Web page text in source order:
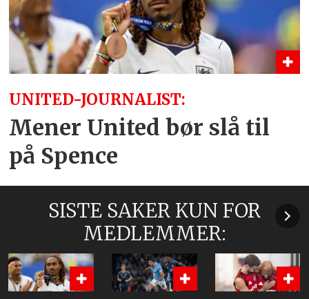
UNITED-JOURNALIST:
Mener United bør slå til
på Spence
SISTE SAKER KUN FOR
MEDLEMMER: